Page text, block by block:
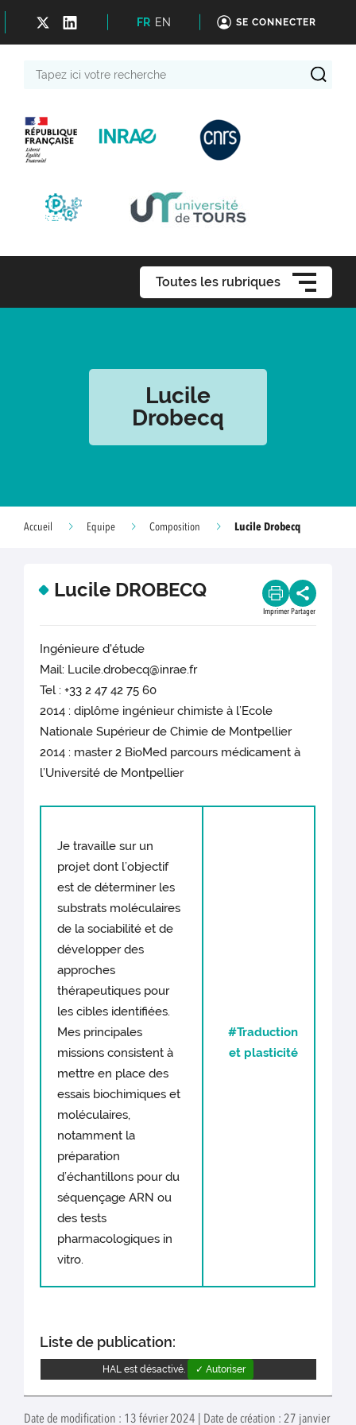
FR EN SE CONNECTER
Toutes les rubriques
Lucile
Drobecq
Accueil Equipe Composition Lucile Drobecq
Lucile DROBECQ
Imprimer Partager
Ingénieure d'étude
Mail: Lucile.drobecq@inrae.fr
Tel : +33 2 47 42 75 60
2014 : diplôme ingénieur chimiste à l’Ecole
Nationale Supérieur de Chimie de Montpellier
2014 : master 2 BioMed parcours médicament à
l’Université de Montpellier
Je travaille sur un
projet dont l’objectif
est de déterminer les
substrats moléculaires
de la sociabilité et de
développer des
approches
thérapeutiques pour
les cibles identifiées.
Mes principales
missions consistent à
mettre en place des
essais biochimiques et
moléculaires,
notamment la
préparation
d’échantillons pour du
séquençage ARN ou
des tests
pharmacologiques in
vitro.
#Traduction
et plasticité
Liste de publication:
HAL est désactivé. ✓ Autoriser
Date de modification : 13 février 2024 | Date de création : 27 janvier